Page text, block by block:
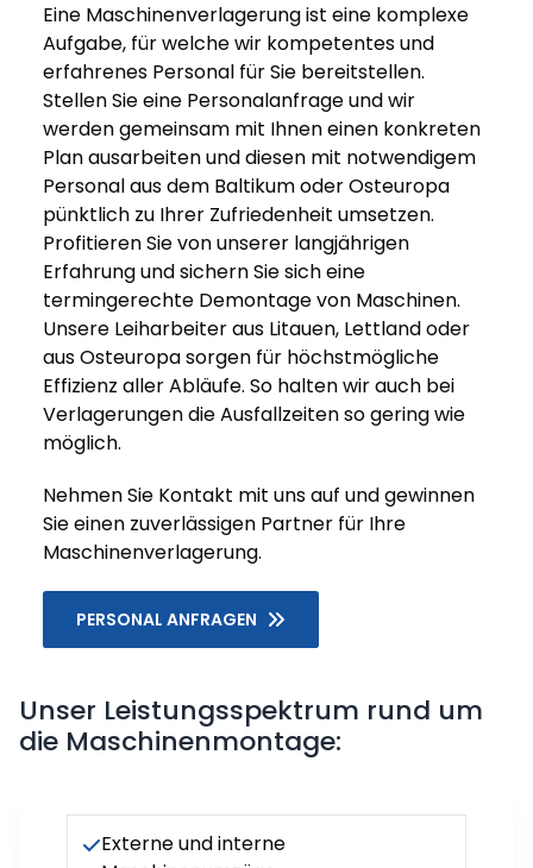
Eine Maschinenverlagerung ist eine komplexe
Aufgabe, für welche wir kompetentes und
erfahrenes Personal für Sie bereitstellen.
Stellen Sie eine Personalanfrage und wir
werden gemeinsam mit Ihnen einen konkreten
Plan ausarbeiten und diesen mit notwendigem
Personal aus dem Baltikum oder Osteuropa
pünktlich zu Ihrer Zufriedenheit umsetzen.
Profitieren Sie von unserer langjährigen
Erfahrung und sichern Sie sich eine
termingerechte Demontage von Maschinen.
Unsere Leiharbeiter aus Litauen, Lettland oder
aus Osteuropa sorgen für höchstmögliche
Effizienz aller Abläufe. So halten wir auch bei
Verlagerungen die Ausfallzeiten so gering wie
möglich.
Nehmen Sie Kontakt mit uns auf und gewinnen
Sie einen zuverlässigen Partner für Ihre
Maschinenverlagerung.
PERSONAL ANFRAGEN
Unser Leistungsspektrum rund um
die Maschinenmontage:
Externe und interne